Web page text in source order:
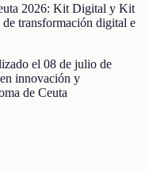
2026: Kit Digital y Kit
transformación digital e
el 08 de julio de
innovación y
de Ceuta